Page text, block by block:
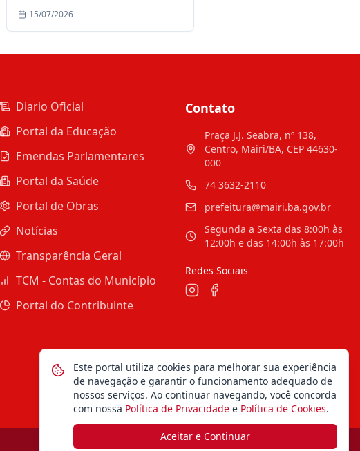
comunidades rurais de Mairi
durante o mês de julho
15/07/2026
Diario Oficial
Portal da Educação
Emendas Parlamentares
Portal da Saúde
Portal de Obras
Notícias
Transparência Geral
TCM - Contas do Município
Portal do Contribuinte
Contato
Praça J.J. Seabra, nº 138,
Centro, Mairi/BA, CEP 44630-
000
74 3632-2110
prefeitura@mairi.ba.gov.br
Segunda a Sexta das 8:00h às
12:00h e das 14:00h às 17:00h
Redes Sociais
Mapa do Site Notícias Transparência
Este portal utiliza cookies para melhorar sua experiência
de navegação e garantir o funcionamento adequado de
nossos serviços. Ao continuar navegando, você concorda
com nossa Política de Privacidade e Política de Cookies.
Aceitar e Continuar